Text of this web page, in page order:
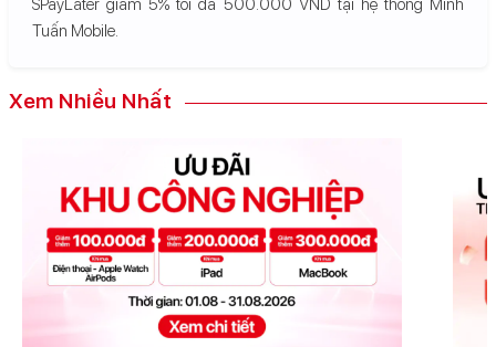
SPayLater giảm 5% tối đa 500.000 VND tại hệ thống Minh
Tuấn Mobile.
Xem Nhiều Nhất